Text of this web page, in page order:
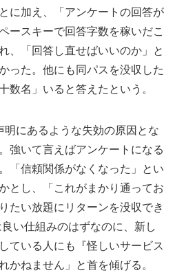
に加え、「アンケートの回答が
ースキーで回答字数を稼いだこ
、「回答し直せばいいのか」と
った。他にも同パスを没収した
数名」いると答えたという。
にあるような失効の原因とな
強いて言えばアンケートになる
「信頼関係がなくなった」とい
とし、「これがまかり通ってお
たい放題にリターンを没収でき
い仕組みのはずなのに、新し
ている人にも『怪しいサービス
かねません」と首を傾げる。